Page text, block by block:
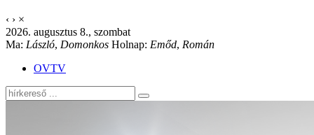
‹ › ×
2026. augusztus 8., szombat
Ma: László, Domonkos Holnap: Emőd, Román
OVTV